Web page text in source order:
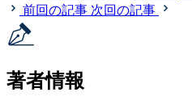
前回の記事 次回の記事
著者情報